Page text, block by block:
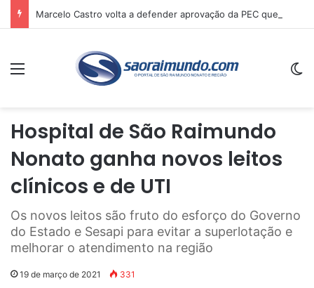
Menu
Hospital de São Raimundo
Nonato ganha novos leitos
clínicos e de UTI
Os novos leitos são fruto do esforço do Governo
do Estado e Sesapi para evitar a superlotação e
melhorar o atendimento na região
19 de março de 2021 331